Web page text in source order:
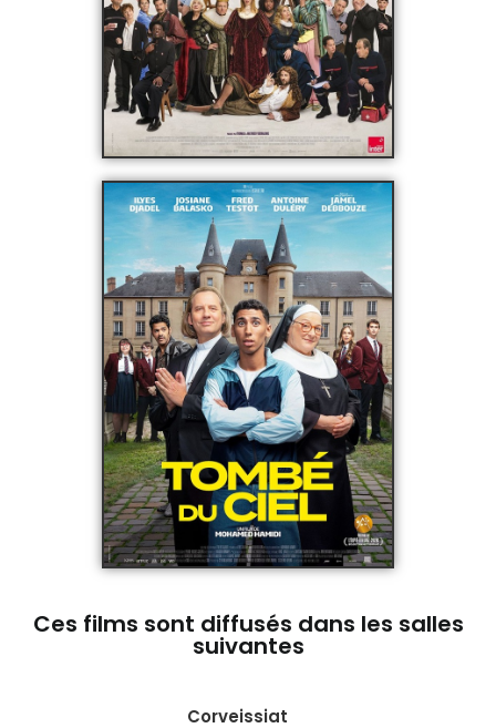
Ces films sont diffusés dans les salles
suivantes
Corveissiat